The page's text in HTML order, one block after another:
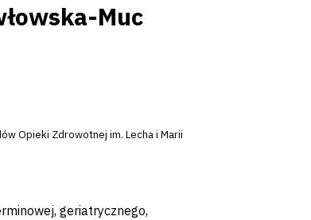
Muc
Opieki Zdrowotnej im. Lecha i Marii
geriatrycznego,